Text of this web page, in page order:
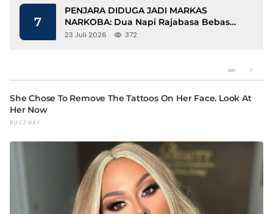
7
PENJARA DIDUGA JADI MARKAS
NARKOBA: Dua Napi Rajabasa Bebas
Gunakan HP, Muncul Dugaan
23 Juli 2026 372